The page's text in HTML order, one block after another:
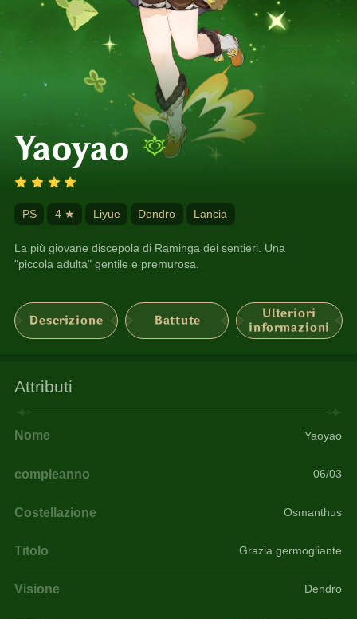
Yaoyao
PS 4 ★ Liyue Dendro Lancia
La più giovane discepola di Raminga dei sentieri. Una
"piccola adulta" gentile e premurosa.
Descrizione Battute
Ulteriori
informazioni
Attributi
Nome Yaoyao
compleanno 06/03
Costellazione Osmanthus
Titolo Grazia germogliante
Visione Dendro